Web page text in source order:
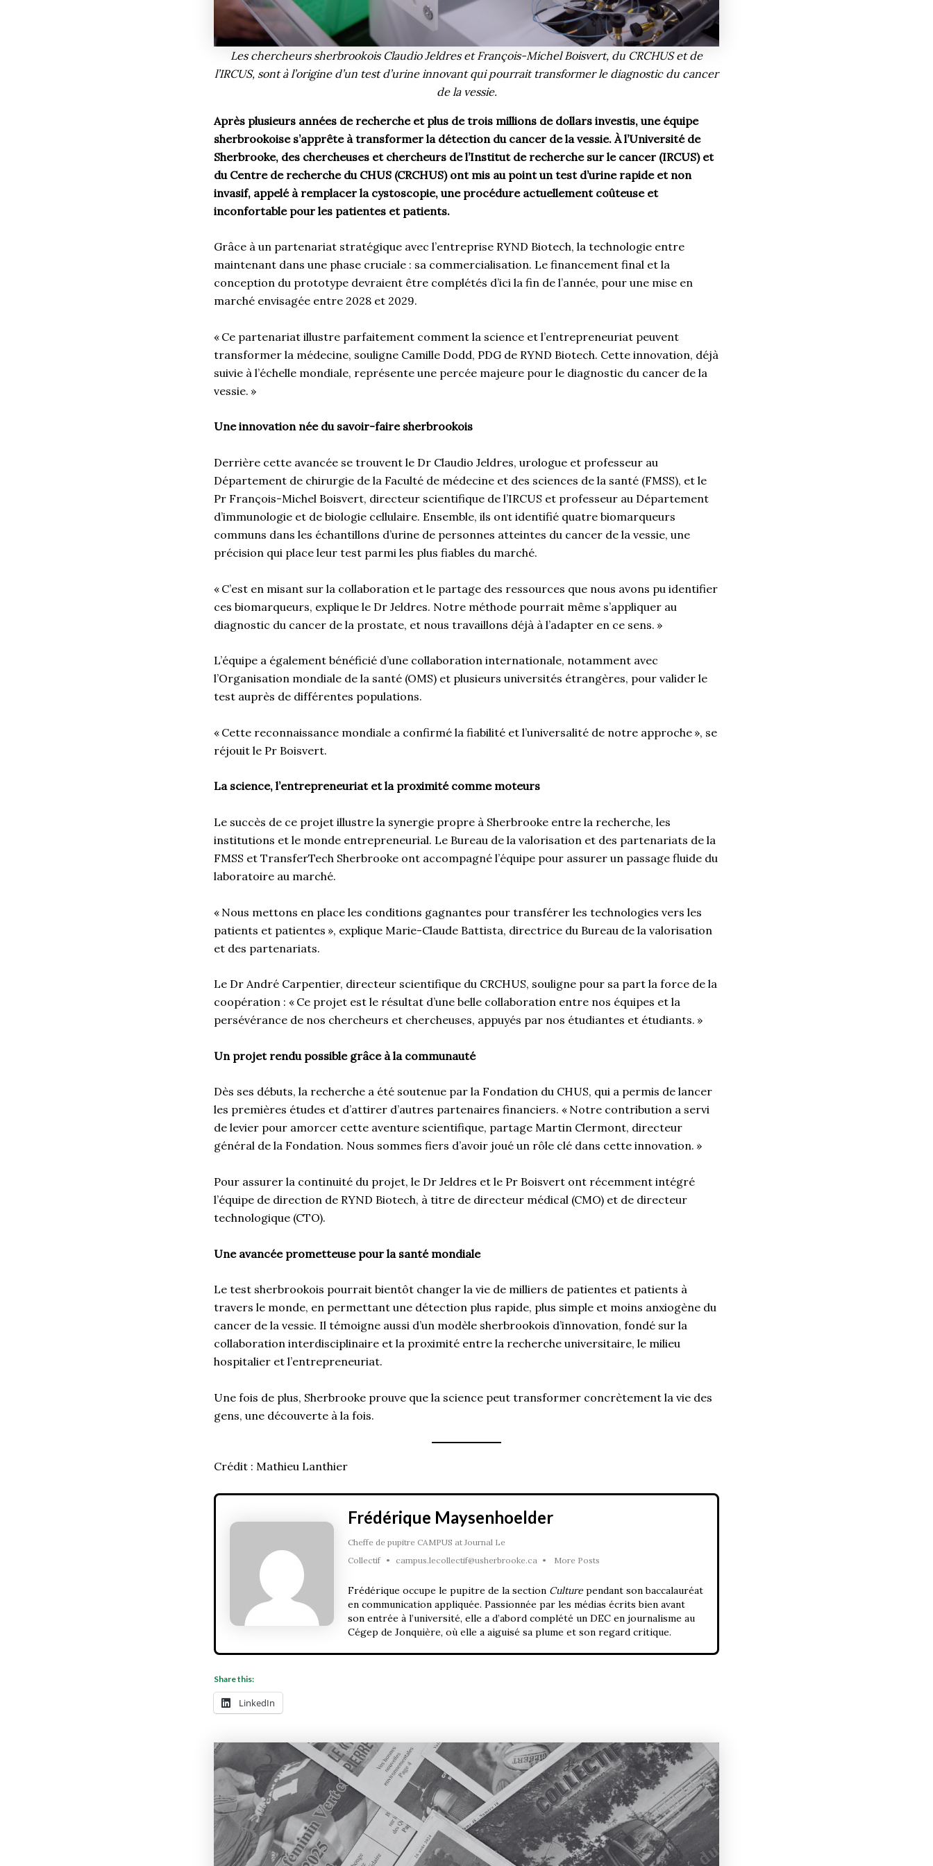
Les chercheurs sherbrookois Claudio Jeldres et François-Michel Boisvert, du CRCHUS et de
l’IRCUS, sont à l’origine d’un test d’urine innovant qui pourrait transformer le diagnostic du cancer
de la vessie.
Après plusieurs années de recherche et plus de trois millions de dollars investis, une équipe
sherbrookoise s’apprête à transformer la détection du cancer de la vessie. À l’Université de
Sherbrooke, des chercheuses et chercheurs de l’Institut de recherche sur le cancer (IRCUS) et
du Centre de recherche du CHUS (CRCHUS) ont mis au point un test d’urine rapide et non
invasif, appelé à remplacer la cystoscopie, une procédure actuellement coûteuse et
inconfortable pour les patientes et patients.
Grâce à un partenariat stratégique avec l’entreprise RYND Biotech, la technologie entre
maintenant dans une phase cruciale : sa commercialisation. Le financement final et la
conception du prototype devraient être complétés d’ici la fin de l’année, pour une mise en
marché envisagée entre 2028 et 2029.
« Ce partenariat illustre parfaitement comment la science et l’entrepreneuriat peuvent
transformer la médecine, souligne Camille Dodd, PDG de RYND Biotech. Cette innovation, déjà
suivie à l’échelle mondiale, représente une percée majeure pour le diagnostic du cancer de la
vessie. »
Une innovation née du savoir-faire sherbrookois
Derrière cette avancée se trouvent le Dr Claudio Jeldres, urologue et professeur au
Département de chirurgie de la Faculté de médecine et des sciences de la santé (FMSS), et le
Pr François-Michel Boisvert, directeur scientifique de l’IRCUS et professeur au Département
d’immunologie et de biologie cellulaire. Ensemble, ils ont identifié quatre biomarqueurs
communs dans les échantillons d’urine de personnes atteintes du cancer de la vessie, une
précision qui place leur test parmi les plus fiables du marché.
« C’est en misant sur la collaboration et le partage des ressources que nous avons pu identifier
ces biomarqueurs, explique le Dr Jeldres. Notre méthode pourrait même s’appliquer au
diagnostic du cancer de la prostate, et nous travaillons déjà à l’adapter en ce sens. »
L’équipe a également bénéficié d’une collaboration internationale, notamment avec
l’Organisation mondiale de la santé (OMS) et plusieurs universités étrangères, pour valider le
test auprès de différentes populations.
« Cette reconnaissance mondiale a confirmé la fiabilité et l’universalité de notre approche », se
réjouit le Pr Boisvert.
La science, l’entrepreneuriat et la proximité comme moteurs
Le succès de ce projet illustre la synergie propre à Sherbrooke entre la recherche, les
institutions et le monde entrepreneurial. Le Bureau de la valorisation et des partenariats de la
FMSS et TransferTech Sherbrooke ont accompagné l’équipe pour assurer un passage fluide du
laboratoire au marché.
« Nous mettons en place les conditions gagnantes pour transférer les technologies vers les
patients et patientes », explique Marie-Claude Battista, directrice du Bureau de la valorisation
et des partenariats.
Le Dr André Carpentier, directeur scientifique du CRCHUS, souligne pour sa part la force de la
coopération : « Ce projet est le résultat d’une belle collaboration entre nos équipes et la
persévérance de nos chercheurs et chercheuses, appuyés par nos étudiantes et étudiants. »
Un projet rendu possible grâce à la communauté
Dès ses débuts, la recherche a été soutenue par la Fondation du CHUS, qui a permis de lancer
les premières études et d’attirer d’autres partenaires financiers. « Notre contribution a servi
de levier pour amorcer cette aventure scientifique, partage Martin Clermont, directeur
général de la Fondation. Nous sommes fiers d’avoir joué un rôle clé dans cette innovation. »
Pour assurer la continuité du projet, le Dr Jeldres et le Pr Boisvert ont récemment intégré
l’équipe de direction de RYND Biotech, à titre de directeur médical (CMO) et de directeur
technologique (CTO).
Une avancée prometteuse pour la santé mondiale
Le test sherbrookois pourrait bientôt changer la vie de milliers de patientes et patients à
travers le monde, en permettant une détection plus rapide, plus simple et moins anxiogène du
cancer de la vessie. Il témoigne aussi d’un modèle sherbrookois d’innovation, fondé sur la
collaboration interdisciplinaire et la proximité entre la recherche universitaire, le milieu
hospitalier et l’entrepreneuriat.
Une fois de plus, Sherbrooke prouve que la science peut transformer concrètement la vie des
gens, une découverte à la fois.
Crédit : Mathieu Lanthier
Frédérique Maysenhoelder
Cheffe de pupitre CAMPUS at Journal Le
Collectif • campus.lecollectif@usherbrooke.ca • More Posts
Frédérique occupe le pupitre de la section Culture pendant son baccalauréat
en communication appliquée. Passionnée par les médias écrits bien avant
son entrée à l’université, elle a d’abord complété un DEC en journalisme au
Cégep de Jonquière, où elle a aiguisé sa plume et son regard critique.
Share this:
LinkedIn